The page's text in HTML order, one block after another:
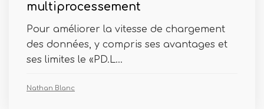
multiprocessement
Pour améliorer la vitesse de chargement
des données, y compris ses avantages et
ses limites le «PD.L...
Nathan Blanc